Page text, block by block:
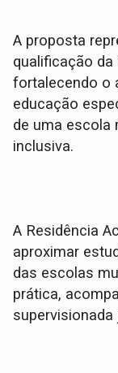
A proposta
qualificação da
fortalecendo o
educação
de uma escola
inclusiva.
A Residência
aproximar
das escolas
prática,